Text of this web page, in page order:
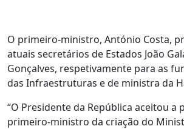
O primeiro-ministro, António Costa,
atuais secretários de Estados João
Gonçalves, respetivamente para as
das Infraestruturas e de ministra da
“O Presidente da República aceitou a
primeiro-ministro da criação do